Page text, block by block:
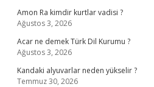
Amon Ra kimdir kurtlar vadisi ?
Ağustos 3, 2026
Acar ne demek Türk Dil Kurumu ?
Ağustos 3, 2026
Kandaki alyuvarlar neden yükselir ?
Temmuz 30, 2026